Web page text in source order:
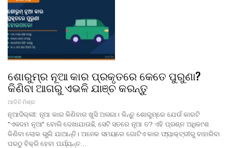
ଶୋରୁମ୍‌ର ନୂଆ କାର ପ୍ରକୃତରେ କେତେ ପୁରୁଣା?
କିଣିବା ଆଗରୁ ଏଭଳି ଯାଞ୍ଚ କରନ୍ତୁ
ଆଦିତି ମିଶ୍ର
ନୂଆଦିଲ୍ଲୀ: ନୂଆ କାର କିଣିବାର ଖୁସି ଅଲଗା। କିନ୍ତୁ ଶୋରୁମ୍‌ରେ ଯେଉଁ କାରଟି
"ଏକଦମ ନୂଆ" ବୋଲି ଦେଖାଯାଉଛି, ସେଟି ସତରେ ନୂଆ ତ? ଏହି ପ୍ରଶ୍ନ ଅଧିକାଂଶ
କିଣିବା ଲୋକ ଭୁଲି ଯାଆନ୍ତି। ଅନେକ ସମୟରେ ଗୋଟିଏ କାର ଫ୍ୟାକ୍ଟ୍ରୀରୁ ବାହାରିବା
ପରଠୁ ବିକ୍ରି ହେବା ପର୍ଯ୍ୟନ୍ତ…